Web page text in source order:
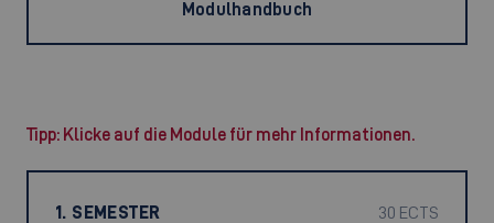
Modulhandbuch
Tipp: Klicke auf die Module für mehr Informationen.
1. SEMESTER 30 ECTS